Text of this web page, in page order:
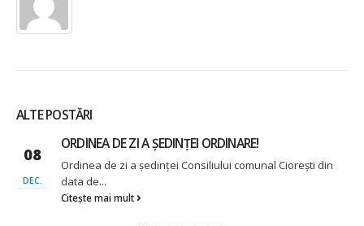
ALTE POSTĂRI
08
APR.
ORDINEA DE ZI a ședinței ordinare nr.2 din
14.04.2022 a Consiliului comunal Ciorești
Ordinea de zi propusă în ședința ordinară din 14 aprilie
2022